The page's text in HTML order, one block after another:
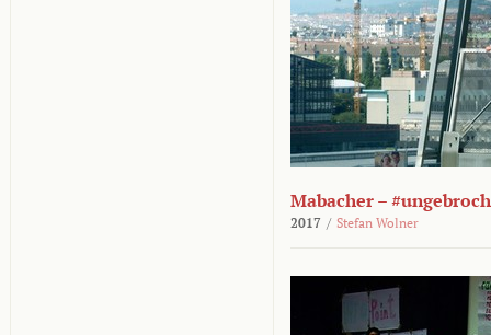
Mabacher –
2017 / Stefan Wolner